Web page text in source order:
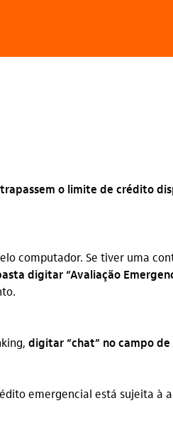
o limite de crédito
computador. Se tiver uma
digitar “Avaliação
digitar “chat” no campo
emergencial está sujeita à